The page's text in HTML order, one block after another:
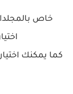
خاص
كما يمكنك